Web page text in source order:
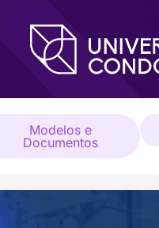
Modelos e
Documentos